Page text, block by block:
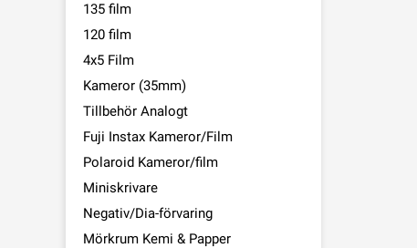
135 film
120 film
4x5 Film
Kameror (35mm)
Tillbehör Analogt
Fuji Instax Kameror/Film
Polaroid Kameror/film
Miniskrivare
Negativ/Dia-förvaring
Mörkrum Kemi & Papper